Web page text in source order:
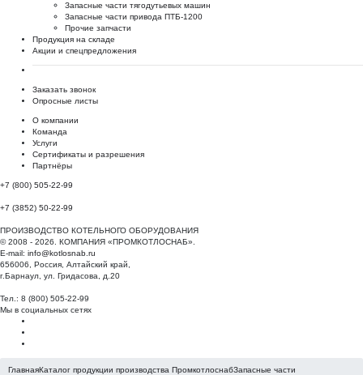
Запасные части тягодутьевых машин
Запасные части привода ПТБ-1200
Прочие запчасти
Продукция на складе
Акции и спецпредложения
Заказать звонок
Опросные листы
О компании
Команда
Услуги
Сертификаты и разрешения
Партнёры
+7 (800) 505-22-99
+7 (3852) 50-22-99
ПРОИЗВОДСТВО КОТЕЛЬНОГО ОБОРУДОВАНИЯ
© 2008 - 2026. КОМПАНИЯ «ПРОМКОТЛОСНАБ».
E-mail: info@kotlosnab.ru
656006
Россия Алтайский край
г.Барнаул ул. Гридасова, д.20
Тел.: 8 (800) 505-22-99
Мы в социальных сетях
ГлавнаяКаталог продукции производства ПромкотлоснабЗапасные части